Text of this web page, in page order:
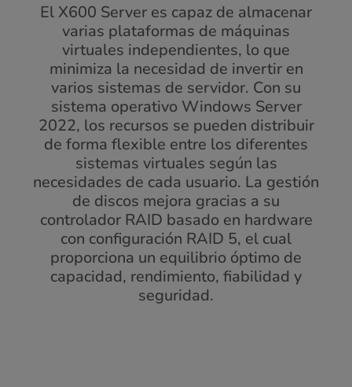
El X600 Server es capaz de almacenar
varias plataformas de máquinas
virtuales independientes, lo que
minimiza la necesidad de invertir en
varios sistemas de servidor. Con su
sistema operativo Windows Server
2022, los recursos se pueden distribuir
de forma flexible entre los diferentes
sistemas virtuales según las
necesidades de cada usuario. La gestión
de discos mejora gracias a su
controlador RAID basado en hardware
con configuración RAID 5, el cual
proporciona un equilibrio óptimo de
capacidad, rendimiento, fiabilidad y
seguridad.